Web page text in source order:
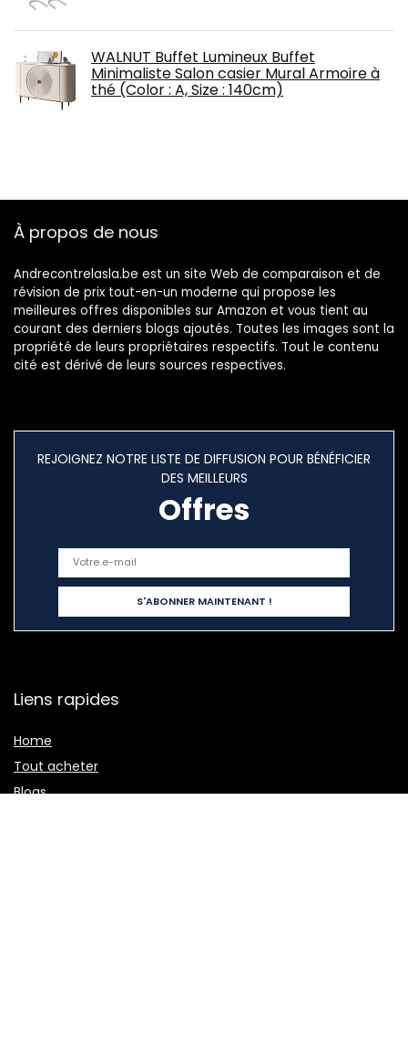
WALNUT Buffet Lumineux Buffet
Minimaliste Salon casier Mural Armoire à
thé (Color : A, Size : 140cm)
À propos de nous
Andrecontrelasla.be est un site Web de comparaison et de
révision de prix tout-en-un moderne qui propose les
meilleures offres disponibles sur Amazon et vous tient au
courant des derniers blogs ajoutés. Toutes les images sont la
propriété de leurs propriétaires respectifs. Tout le contenu
cité est dérivé de leurs sources respectives.
REJOIGNEZ NOTRE LISTE DE DIFFUSION POUR BÉNÉFICIER
DES MEILLEURS
Offres
Liens rapides
Home
Tout acheter
Blogs